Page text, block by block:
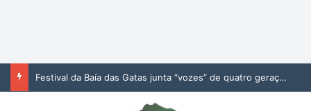
Festival da Baía das Gatas junta “vozes” de quatro gerações da música cabo-verdiana na segunda noite